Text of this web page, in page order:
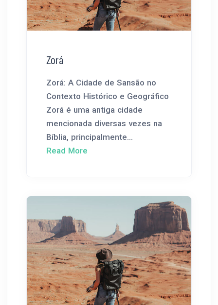
Zorá
Zorá: A Cidade de Sansão no
Contexto Histórico e Geográfico
Zorá é uma antiga cidade
mencionada diversas vezes na
Bíblia, principalmente...
Read More